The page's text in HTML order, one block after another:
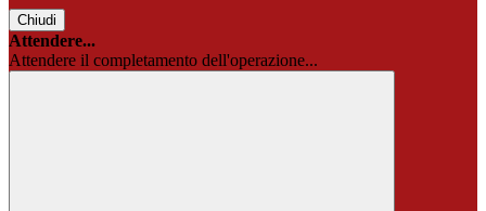
Chiudi
Attendere...
Attendere il completamento dell'operazione...